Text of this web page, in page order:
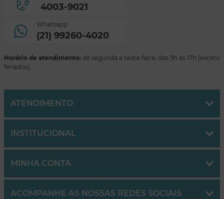
4003-9021
Whatsapp
(21) 99260-4020
Horário de atendimento: de segunda a sexta-feira, das 9h às 17h (exceto
feriados).
ATENDIMENTO
INSTITUCIONAL
MINHA CONTA
ACOMPANHE AS NOSSAS REDES SOCIAIS